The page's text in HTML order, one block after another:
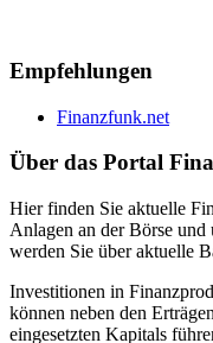
Empfehlungen
Finanzfunk.net
Über das Portal
Hier finden Sie aktuelle
Anlagen an der Börse und
werden Sie über aktuelle
Investitionen in
können neben den
eingesetzten Kapitals